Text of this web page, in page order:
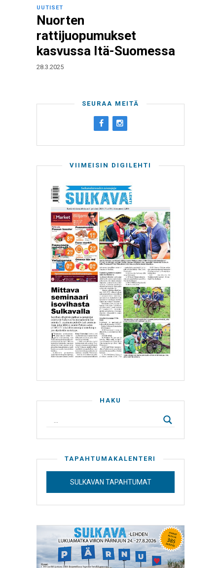
UUTISET
Nuorten
rattijuopumukset
kasvussa Itä-Suomessa
28.3.2025
SEURAA MEITÄ
VIIMEISIN DIGILEHTI
HAKU
TAPAHTUMAKALENTERI
SULKAVAN TAPAHTUMAT